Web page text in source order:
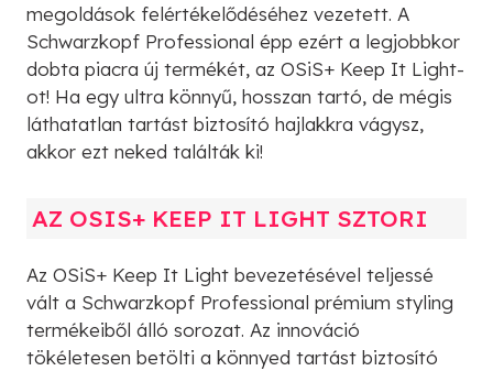
megoldások felértékelődéséhez vezetett. A
Schwarzkopf Professional épp ezért a legjobbkor
dobta piacra új termékét, az OSiS+ Keep It Light-
ot! Ha egy ultra könnyű, hosszan tartó, de mégis
láthatatlan tartást biztosító hajlakkra vágysz,
akkor ezt neked találták ki!
AZ OSIS+ KEEP IT LIGHT SZTORI
Az OSiS+ Keep It Light bevezetésével teljessé
vált a Schwarzkopf Professional prémium styling
termékeiből álló sorozat. Az innováció
tökéletesen betölti a könnyed tartást biztosító